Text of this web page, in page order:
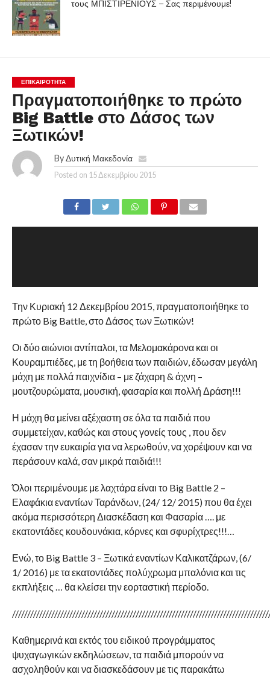
τους ΜΠΙΣΤΙΡΕΝΙΟΥΣ – Σας περιμένουμε!
ΕΠΙΚΑΙΡΟΤΗΤΑ
Πραγματοποιήθηκε το πρώτο
Big Battle στο Δάσος των
Ξωτικών!
By Δυτική Μακεδονία
Posted on 15 Δεκεμβρίου 2015
Την Κυριακή 12 Δεκεμβρίου 2015, πραγματοποιήθηκε το
πρώτο Big Battle, στο Δάσος των Ξωτικών!
Οι δύο αιώνιοι αντίπαλοι, τα Μελομακάρονα και οι
Κουραμπιέδες, με τη βοήθεια των παιδιών, έδωσαν μεγάλη
μάχη με πολλά παιχνίδια – με ζάχαρη & άχνη –
μουτζουρώματα, μουσική, φασαρία και πολλή Δράση!!!
Η μάχη θα μείνει αξέχαστη σε όλα τα παιδιά που
συμμετείχαν, καθώς και στους γονείς τους , που δεν
έχασαν την ευκαιρία για να λερωθούν, να χορέψουν και να
περάσουν καλά, σαν μικρά παιδιά!!!
Όλοι περιμένουμε με λαχτάρα είναι το Big Battle 2 –
Ελαφάκια εναντίων Ταράνδων, (24/ 12/ 2015) που θα έχει
ακόμα περισσότερη Διασκέδαση και Φασαρία …. με
εκατοντάδες κουδουνάκια, κόρνες και σφυρίχτρες!!!…
Ενώ, το Big Battle 3 – Ξωτικά εναντίων Καλικατζάρων, (6/
1/ 2016) με τα εκατοντάδες πολύχρωμα μπαλόνια και τις
εκπλήξεις … θα κλείσει την εορταστική περίοδο.
Καθημερινά και εκτός του ειδικού προγράμματος
ψυχαγωγικών εκδηλώσεων, τα παιδιά μπορούν να
ασχοληθούν και να διασκεδάσουν με τις παρακάτω